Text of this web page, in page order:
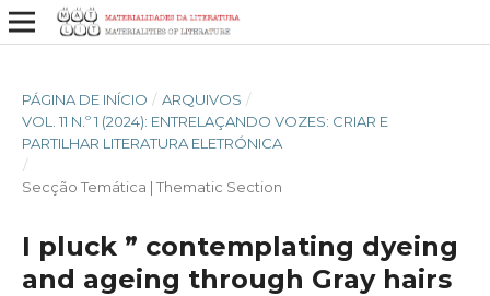
PÁGINA DE INÍCIO / ARQUIVOS /
VOL. 11 N.º 1 (2024): ENTRELAÇANDO VOZES: CRIAR E
PARTILHAR LITERATURA ELETRÓNICA
/
Secção Temática | Thematic Section
I pluck ” contemplating dyeing
and ageing through Gray hairs